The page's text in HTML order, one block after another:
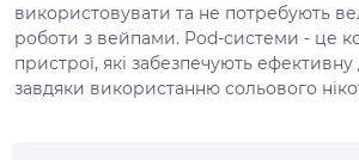
використовувати та не потребують
роботи з вейпами. Pod-системи - це
пристрої, які забезпечують ефективну
завдяки використанню сольового